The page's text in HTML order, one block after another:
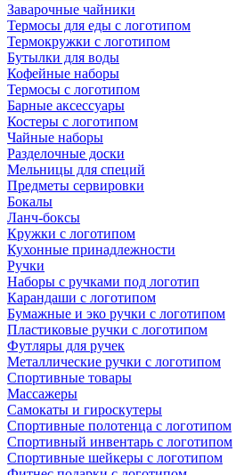
Заварочные чайники
Термосы для еды с логотипом
Термокружки с логотипом
Бутылки для воды
Кофейные наборы
Термосы с логотипом
Барные аксессуары
Костеры с логотипом
Чайные наборы
Разделочные доски
Мельницы для специй
Предметы сервировки
Бокалы
Ланч-боксы
Кружки с логотипом
Кухонные принадлежности
Ручки
Наборы с ручками под логотип
Карандаши с логотипом
Бумажные и эко ручки с логотипом
Пластиковые ручки с логотипом
Футляры для ручек
Металлические ручки с логотипом
Спортивные товары
Массажеры
Самокаты и гироскутеры
Спортивные полотенца с логотипом
Спортивный инвентарь с логотипом
Спортивные шейкеры с логотипом